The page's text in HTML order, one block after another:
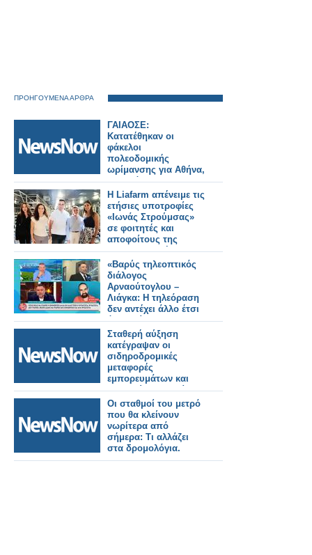
ΠΡΟΗΓΟΥΜΕΝΑ ΑΡΘΡΑ
ΓΑΙΑΟΣΕ:
Κατατέθηκαν οι
φάκελοι
πολεοδομικής
ωρίμανσης για Αθήνα,
Πειραιά και
Θεσσαλονίκη – Νέα
εποχή για τους
σιδηροδρομικούς
σταθμούς.
Η Liafarm απένειμε τις
ετήσιες υποτροφίες
«Ιωνάς Στρούμσας»
σε φοιτητές και
αποφοίτους της
Φαρμακευτικής
Σχολής ΑΠΘ
«Βαρύς τηλεοπτικός
διάλογος
Αρναούτογλου –
Λιάγκα: Η τηλεόραση
δεν αντέχει άλλο έτσι
όπως είναι
Σταθερή αύξηση
κατέγραψαν οι
σιδηροδρομικές
μεταφορές
εμπορευμάτων και
επιβατών στην Κίνα
τους πρώτους πέντε
μήνες.
Οι σταθμοί του μετρό
που θα κλείνουν
νωρίτερα από
σήμερα: Τι αλλάζει
στα δρομολόγια.